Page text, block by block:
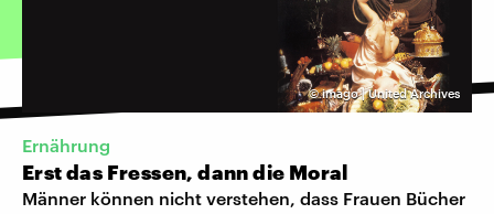
©imago | United Archives
Ernährung
Erst das Fressen, dann die Moral
Männer können nicht verstehen, dass Frauen Bücher